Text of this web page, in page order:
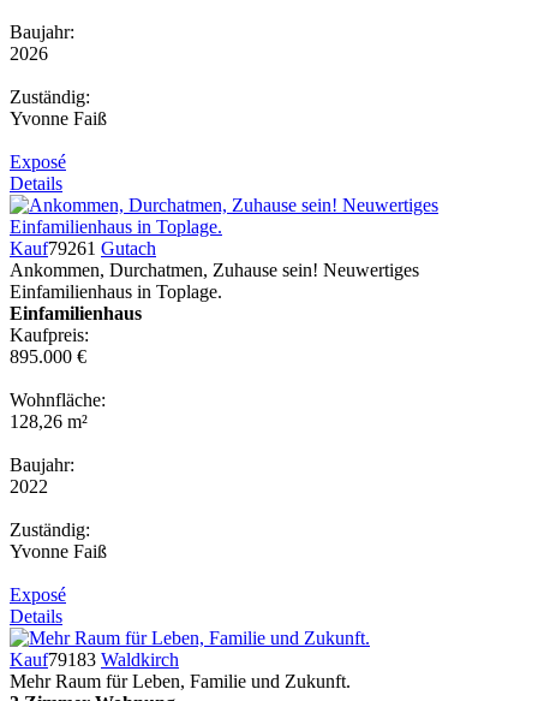
Baujahr:
2026
Zuständig:
Yvonne Faiß
Exposé
Details
Kauf79261 Gutach
Ankommen, Durchatmen, Zuhause sein! Neuwertiges
Einfamilienhaus in Toplage.
Einfamilienhaus
Kaufpreis:
895.000 €
Wohnfläche:
128,26 m²
Baujahr:
2022
Zuständig:
Yvonne Faiß
Exposé
Details
Kauf79183 Waldkirch
Mehr Raum für Leben, Familie und Zukunft.